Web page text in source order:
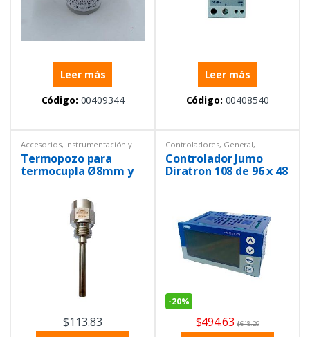
Leer más
Código: 00409344
Leer más
Código: 00408540
Accesorios, Instrumentación y
Procesos
Termopozo para
termocupla Ø8mm y
$113.83
Controladores, General,
Instrumentación y Procesos
Ofertas,Temperatura
Controlador Jumo
Diratron 108 de 96 x 48
-20%
$494.63 $618.29